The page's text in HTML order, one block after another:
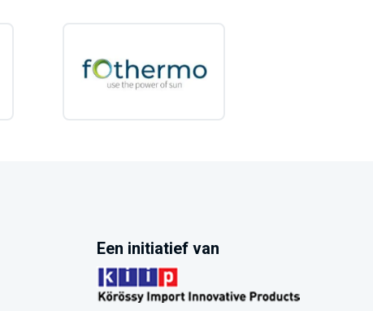
Een initiatief van